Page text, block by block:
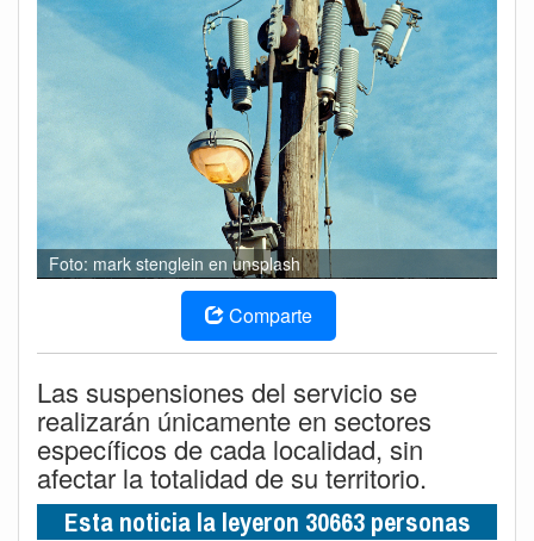
Foto: mark stenglein en unsplash
Comparte
Las suspensiones del servicio se
realizarán únicamente en sectores
específicos de cada localidad, sin
afectar la totalidad de su territorio.
Esta noticia la leyeron 30663 personas